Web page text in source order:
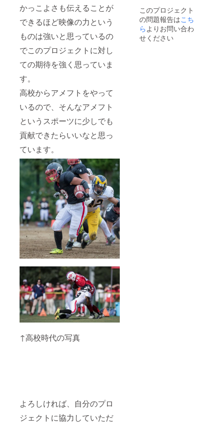
かっこよさも伝えることが
できるほど映像の力という
ものは強いと思っているの
でこのプロジェクトに対し
ての期待を強く思っていま
す。
高校からアメフトをやって
いるので、そんなアメフト
というスポーツに少しでも
貢献できたらいいなと思っ
ています。
↑高校時代の写真
よろしければ、自分のプロ
ジェクトに協力していただ
このプロジェクト
の問題報告はこち
らよりお問い合わ
せください